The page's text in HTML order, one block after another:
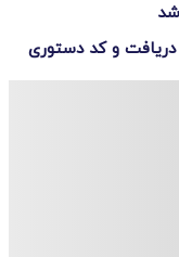
شد
دریافت و کد دستوری